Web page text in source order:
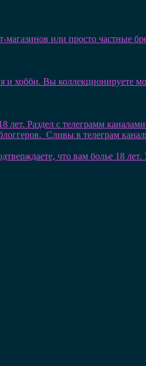
или просто частные
хобби. Вы коллекционируете
лет. Раздел с телеграмм
Сливы в телеграм
что вам болье 18